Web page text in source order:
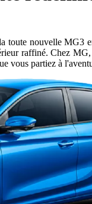
toute nouvelle MG3
raffiné. Chez
vous partiez à